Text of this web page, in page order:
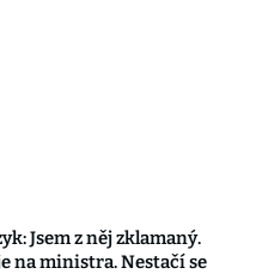
Jsem z něj zklamaný.
na ministra. Nestačí se